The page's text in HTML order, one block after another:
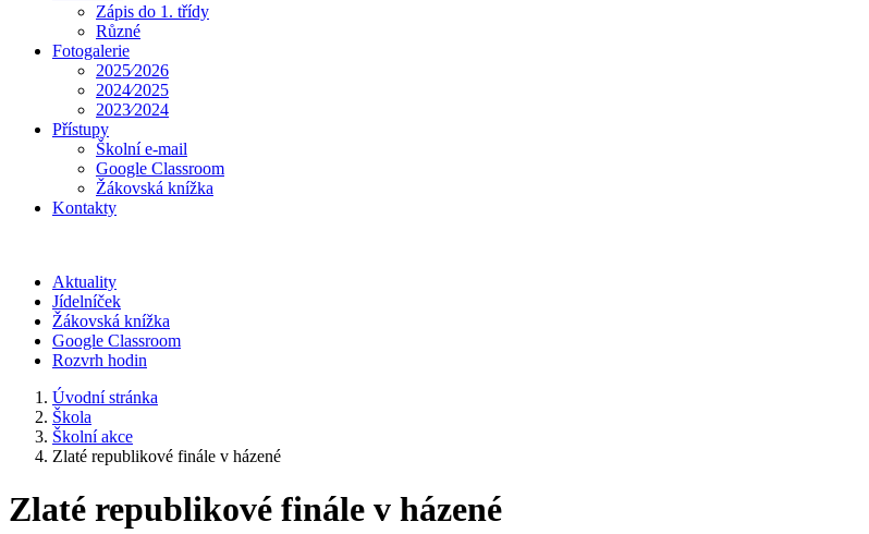
Zápis do 1. třídy
Různé
Fotogalerie
2025⁄2026
2024⁄2025
2023⁄2024
Přístupy
Školní e-mail
Google Classroom
Žákovská knížka
Kontakty
Aktuality
Jídelníček
Žákovská knížka
Google Classroom
Rozvrh hodin
Úvodní stránka
Škola
Školní akce
Zlaté republikové finále v házené
Zlaté republikové finále v házené